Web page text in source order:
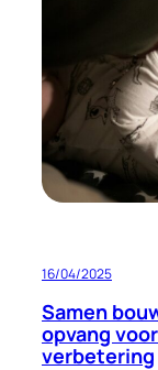
in
16/04/2025
Samen
opvang
verbetering